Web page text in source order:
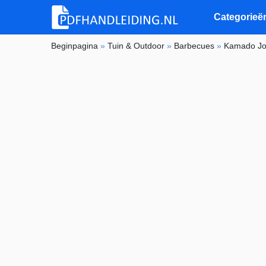
Beginpagina »Tuin & Outdoor » Barbecues » Kamado